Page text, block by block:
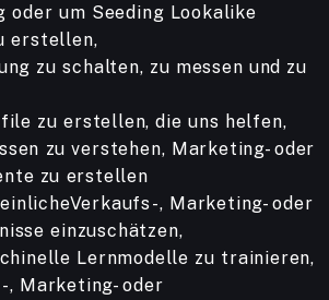
oder um Seeding Lookalike
erstellen,
zu schalten, zu messen und zu
zu erstellen, die uns helfen,
zu verstehen, Marketing- oder
zu erstellen
, Marketing- oder
einzuschätzen,
Lernmodelle zu trainieren,
, Marketing- oder